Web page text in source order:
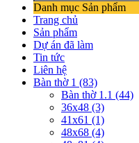
Danh mục Sản phẩm
Trang chủ
Sản phẩm
Dự án đã làm
Tin tức
Liên hệ
Bàn thờ 1 (83)
Bàn thờ 1.1 (44)
36x48 (3)
41x61 (1)
48x68 (4)